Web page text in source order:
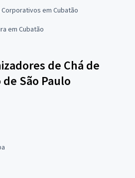
em Cubatão
em Cubatão
de Chá de
São Paulo